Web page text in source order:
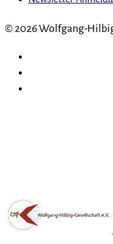
© 2026 Wolfgang-